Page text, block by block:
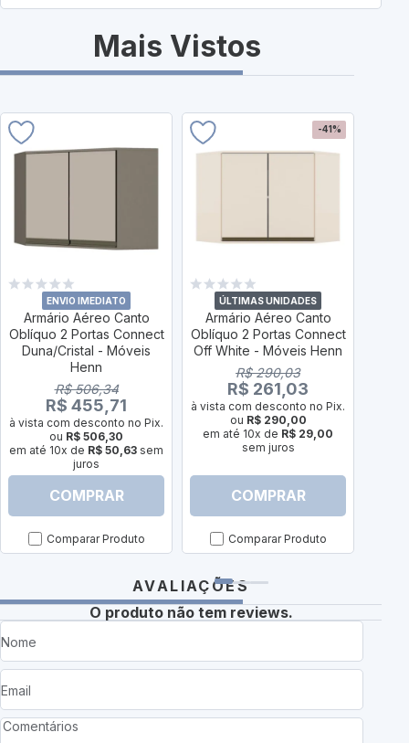
Mais Vistos
ENVIO IMEDIATO
Armário Aéreo Canto
Oblíquo 2 Portas Connect
Duna/Cristal - Móveis
Henn
R$ 506,34
R$ 455,71
à vista com desconto no Pix.
ou R$ 506,30
em até 10x de R$ 50,63 sem
juros
COMPRAR
Comparar Produto
-41%
ÚLTIMAS UNIDADES
Armário Aéreo Canto
Oblíquo 2 Portas Connect
Off White - Móveis Henn
R$ 290,03
R$ 261,03
à vista com desconto no Pix.
ou R$ 290,00
em até 10x de R$ 29,00
sem juros
COMPRAR
Comparar Produto
AVALIAÇÕES
O produto não tem reviews.